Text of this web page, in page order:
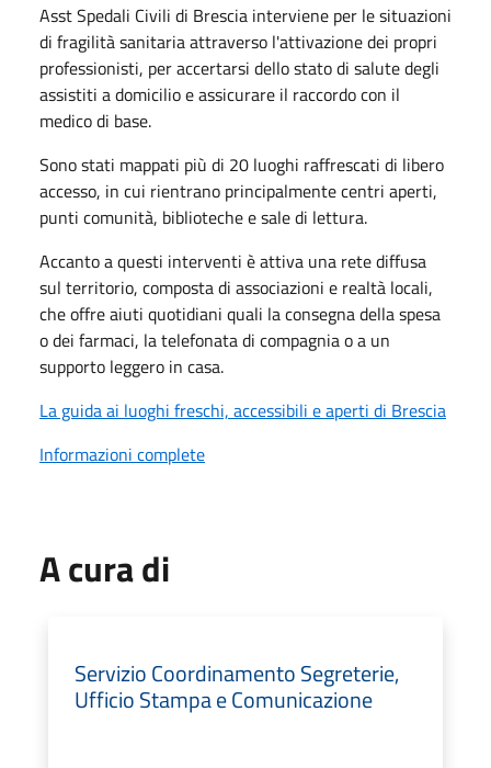
Asst Spedali Civili di Brescia interviene per le situazioni
di fragilità sanitaria attraverso l'attivazione dei propri
professionisti, per accertarsi dello stato di salute degli
assistiti a domicilio e assicurare il raccordo con il
medico di base.
Sono stati mappati più di 20 luoghi raffrescati di libero
accesso, in cui rientrano principalmente centri aperti,
punti comunità, biblioteche e sale di lettura.
Accanto a questi interventi è attiva una rete diffusa
sul territorio, composta di associazioni e realtà locali,
che offre aiuti quotidiani quali la consegna della spesa
o dei farmaci, la telefonata di compagnia o a un
supporto leggero in casa.
La guida ai luoghi freschi, accessibili e aperti di Brescia
Informazioni complete
A cura di
Servizio Coordinamento Segreterie,
Ufficio Stampa e Comunicazione